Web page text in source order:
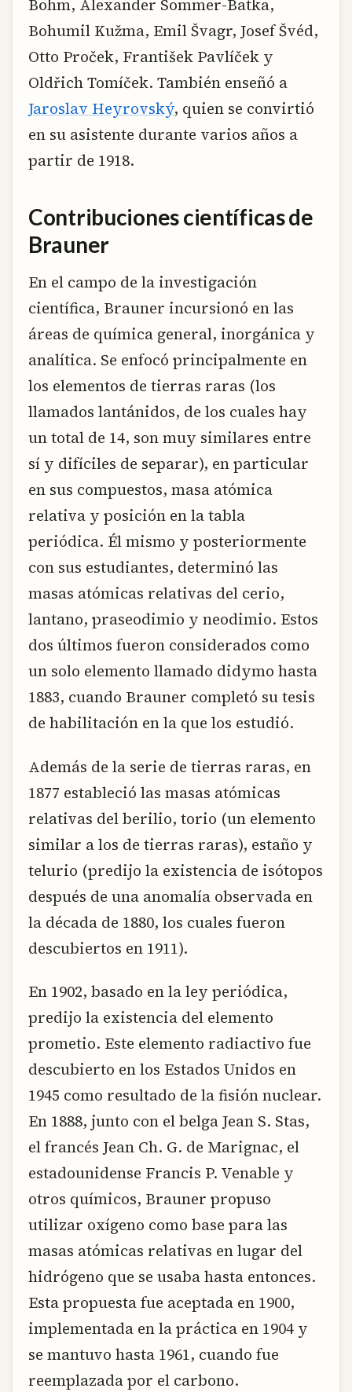
Böhm, Alexander Sommer-Batka,
Bohumil Kužma, Emil Švagr, Josef Švéd,
Otto Proček, František Pavlíček y
Oldřich Tomíček. También enseñó a
Jaroslav Heyrovský, quien se convirtió
en su asistente durante varios años a
partir de 1918.
Contribuciones científicas de
Brauner
En el campo de la investigación
científica, Brauner incursionó en las
áreas de química general, inorgánica y
analítica. Se enfocó principalmente en
los elementos de tierras raras (los
llamados lantánidos, de los cuales hay
un total de 14, son muy similares entre
sí y difíciles de separar), en particular
en sus compuestos, masa atómica
relativa y posición en la tabla
periódica. Él mismo y posteriormente
con sus estudiantes, determinó las
masas atómicas relativas del cerio,
lantano, praseodimio y neodimio. Estos
dos últimos fueron considerados como
un solo elemento llamado didymo hasta
1883, cuando Brauner completó su tesis
de habilitación en la que los estudió.
Además de la serie de tierras raras, en
1877 estableció las masas atómicas
relativas del berilio, torio (un elemento
similar a los de tierras raras), estaño y
telurio (predijo la existencia de isótopos
después de una anomalía observada en
la década de 1880, los cuales fueron
descubiertos en 1911).
En 1902, basado en la ley periódica,
predijo la existencia del elemento
prometio. Este elemento radiactivo fue
descubierto en los Estados Unidos en
1945 como resultado de la fisión nuclear.
En 1888, junto con el belga Jean S. Stas,
el francés Jean Ch. G. de Marignac, el
estadounidense Francis P. Venable y
otros químicos, Brauner propuso
utilizar oxígeno como base para las
masas atómicas relativas en lugar del
hidrógeno que se usaba hasta entonces.
Esta propuesta fue aceptada en 1900,
implementada en la práctica en 1904 y
se mantuvo hasta 1961, cuando fue
reemplazada por el carbono.